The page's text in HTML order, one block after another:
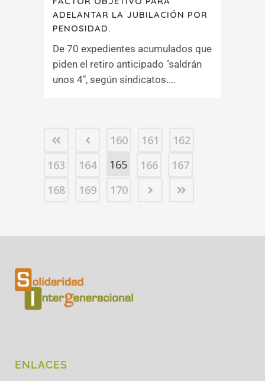
ADELANTAR LA JUBILACIÓN POR
PENOSIDAD.
De 70 expedientes acumulados que
piden el retiro anticipado "saldrán
unos 4", según sindicatos....
160 161
162
163
164 165 166
167
168
169 170
ENLACES